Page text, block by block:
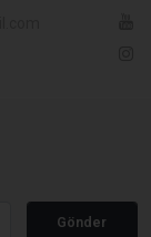
Gönder